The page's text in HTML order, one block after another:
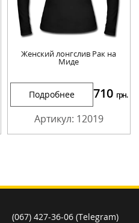
Женский лонгслив Рак на
Миде
Подробнее 710 грн.
Артикул: 12019
(067) 427-36-06 (Telegram)